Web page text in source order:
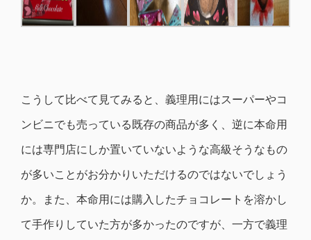
こうして比べて見てみると、義理用にはスーパーやコ
ンビニでも売っている既存の商品が多く、逆に本命用
には専門店にしか置いていないような高級そうなもの
が多いことがお分かりいただけるのではないでしょう
か。また、本命用には購入したチョコレートを溶かし
て手作りしていた方が多かったのですが、一方で義理